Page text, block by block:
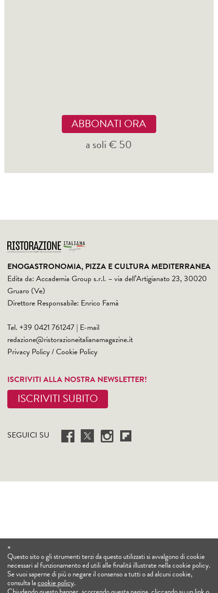
ABBONATI ORA
a soli € 50
ENOGASTRONOMIA, PIZZA E CULTURA MEDITERRANEA
Edita da: Accademia Group s.r.l. – via dell’Artigianato 23, 30020
Gruaro (Ve)
Direttore Responsabile: Enrico Famà
Tel. +39 0421 761247 | E-mail
redazione@ristorazioneitalianamagazine.it
Privacy Policy/Cookie Policy
ISCRIVITI ALLA NOSTRA NEWSLETTER!
ISCRIVITI SUBITO
SEGUICI SU
×
Questo sito o gli strumenti terzi da questo utilizzati si avvalgono di cookie
necessari al funzionamento ed utili alle finalità illustrate nella cookie policy.
Se vuoi saperne di più o negare il consenso a tutti o ad alcuni cookie,
consulta lacookie policy.